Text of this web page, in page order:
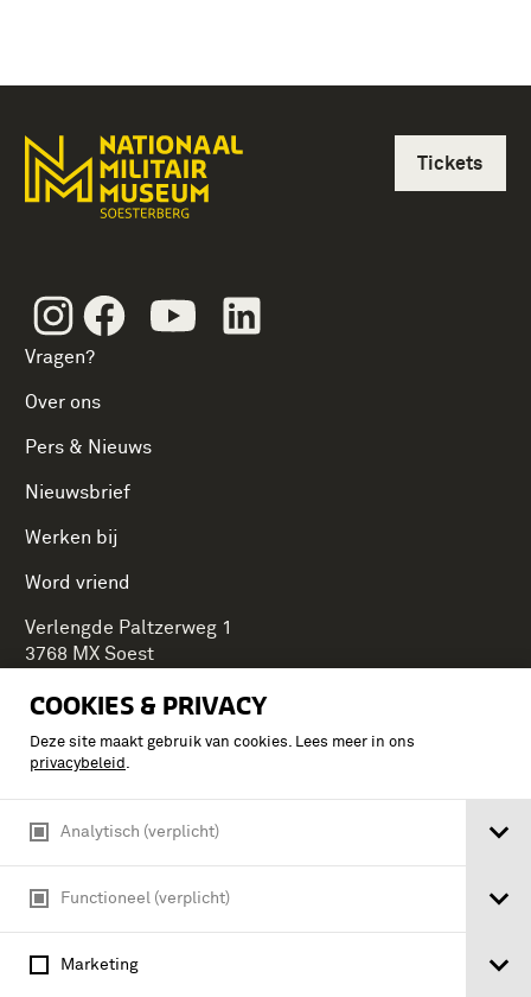
COOKIES & PRIVACY
Deze site maakt gebruik van cookies. Lees meer in ons
privacybeleid .
Analytisch (verplicht)
Functioneel (verplicht)
Marketing
InstagramFacebookYoutube
Vragen?
Over ons
Pers & Nieuws
Nieuwsbrief
Werken bij
Word vriend
Tickets
Verlengde Paltzerweg 1
3768 MX Soest
Onderdeel van Stichting Koninklijke Defensiemusea,